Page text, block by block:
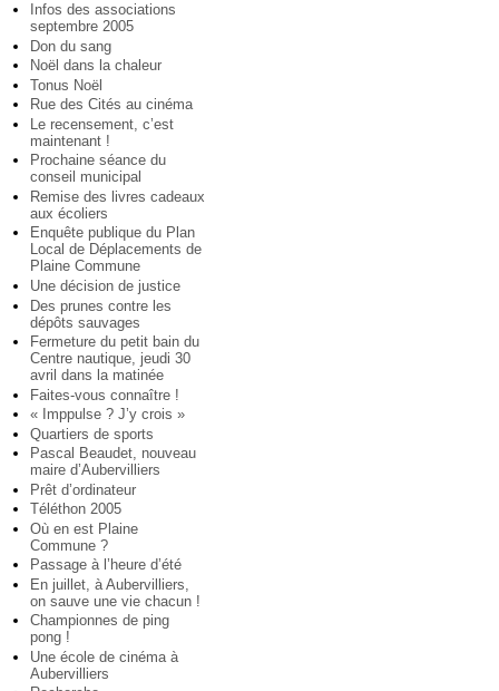
Infos des associations
septembre 2005
Don du sang
Noël dans la chaleur
Tonus Noël
Rue des Cités au cinéma
Le recensement, c’est
maintenant !
Prochaine séance du
conseil municipal
Remise des livres cadeaux
aux écoliers
Enquête publique du Plan
Local de Déplacements de
Plaine Commune
Une décision de justice
Des prunes contre les
dépôts sauvages
Fermeture du petit bain du
Centre nautique, jeudi 30
avril dans la matinée
Faites-vous connaître !
« Imppulse ? J’y crois »
Quartiers de sports
Pascal Beaudet, nouveau
maire d’Aubervilliers
Prêt d’ordinateur
Téléthon 2005
Où en est Plaine
Commune ?
Passage à l’heure d’été
En juillet, à Aubervilliers,
on sauve une vie chacun !
Championnes de ping
pong !
Une école de cinéma à
Aubervilliers